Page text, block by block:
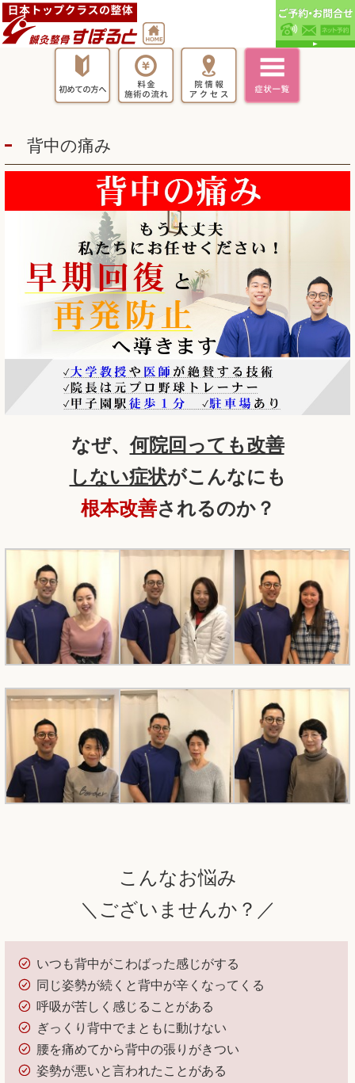
背中の痛み
なぜ、何院回っても改善
しない症状がこんなにも
根本改善されるのか？
こんなお悩み
＼ございませんか？／
いつも背中がこわばった感じがする
同じ姿勢が続くと背中が辛くなってくる
呼吸が苦しく感じることがある
ぎっくり背中でまともに動けない
腰を痛めてから背中の張りがきつい
姿勢が悪いと言われたことがある